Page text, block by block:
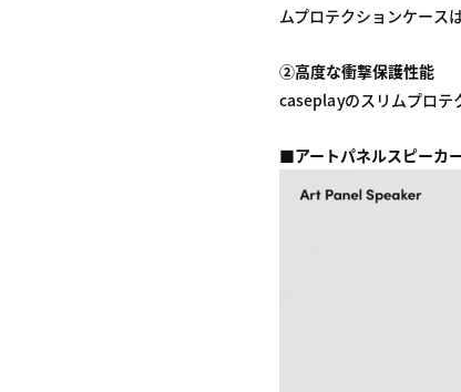
ムプロテクションケース
②高度な衝撃保護性能
caseplayのスリムプロテ
■アートパネルスピーカ